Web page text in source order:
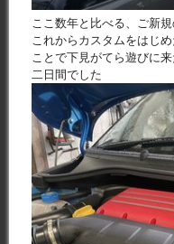
ここ数年と比べる、ご新
これからカスタムをはじ
ことで下見がてら遊びに
二日間でした